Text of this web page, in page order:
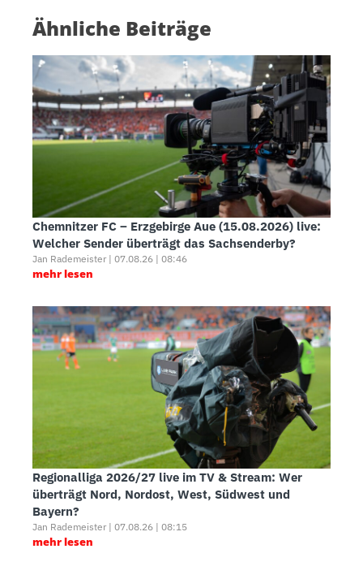
Ähnliche Beiträge
Chemnitzer FC – Erzgebirge Aue (15.08.2026) live:
Welcher Sender überträgt das Sachsenderby?
Jan Rademeister | 07.08.26 | 08:46
mehr lesen
Regionalliga 2026/27 live im TV & Stream: Wer
überträgt Nord, Nordost, West, Südwest und
Bayern?
Jan Rademeister | 07.08.26 | 08:15
mehr lesen